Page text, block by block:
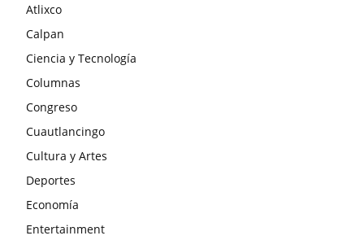
Atlixco
Calpan
Ciencia y Tecnología
Columnas
Congreso
Cuautlancingo
Cultura y Artes
Deportes
Economía
Entertainment